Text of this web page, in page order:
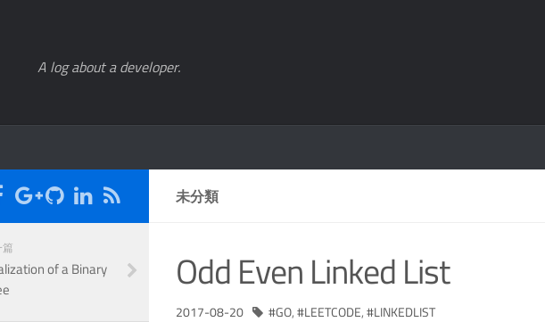
A log about a developer.
未分類
Odd Even Linked List
2017-08-20 GO, LEETCODE, LINKEDLIST
of a Binary